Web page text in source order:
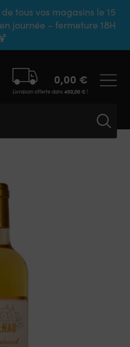
tous vos magasins le 15
journée – fermeture 18H
0,00 €
Livraison offerte dans450,00 €!